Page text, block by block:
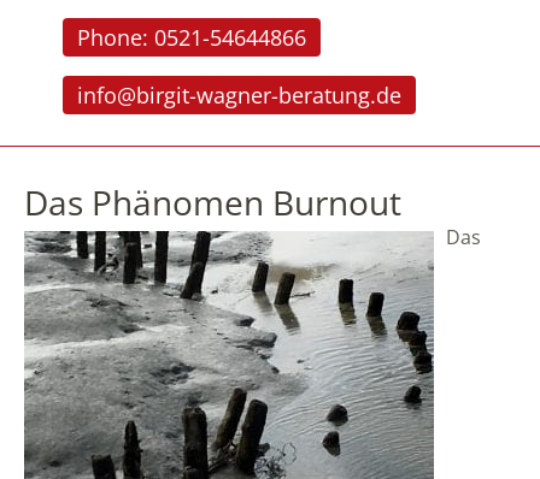
Phone: 0521-54644866
info@birgit-wagner-beratung.de
Das Phänomen Burnout
Das